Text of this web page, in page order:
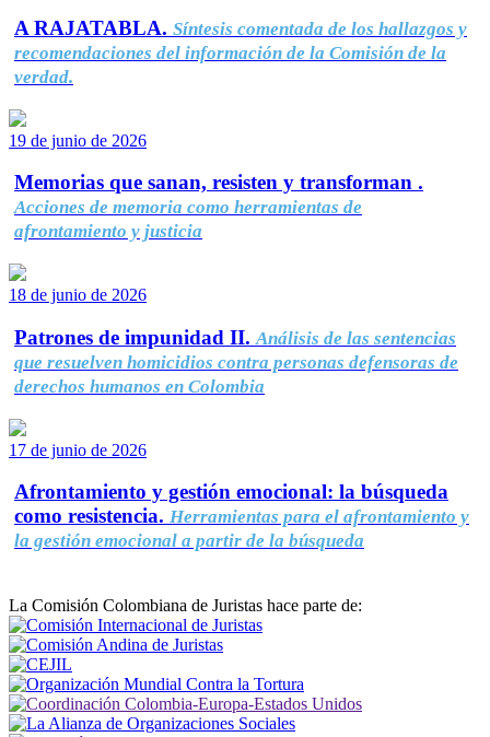
A RAJATABLA. Síntesis comentada de los hallazgos y
recomendaciones del información de la Comisión de la
verdad.
19 de junio de 2026
Memorias que sanan, resisten y transforman .
Acciones de memoria como herramientas de
afrontamiento y justicia
18 de junio de 2026
Patrones de impunidad II. Análisis de las sentencias
que resuelven homicidios contra personas defensoras de
derechos humanos en Colombia
17 de junio de 2026
Afrontamiento y gestión emocional: la búsqueda
como resistencia. Herramientas para el afrontamiento y
la gestión emocional a partir de la búsqueda
La Comisión Colombiana de Juristas hace parte de: